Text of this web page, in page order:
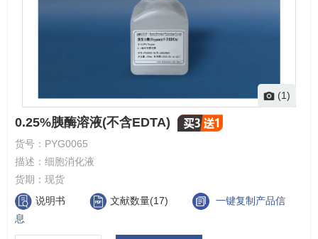
(1)
0.25%胰酶溶液(不含EDTA)
货号： PYG0065
描述： 细胞消化液
货期： 现货
说明书
文献数量(17)
一键复制产品信
息